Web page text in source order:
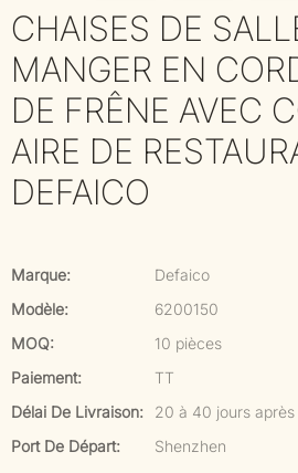
CHAISES DE
MANGER EN
DE FRÊNE AVEC
AIRE DE
DEFAICO
Marque:
Defaico
Modèle:
6200150
MOQ:
10 pièces
Paiement:
TT
Délai De Livraison:
20 à 40 jours
Port De Départ:
Shenzhen